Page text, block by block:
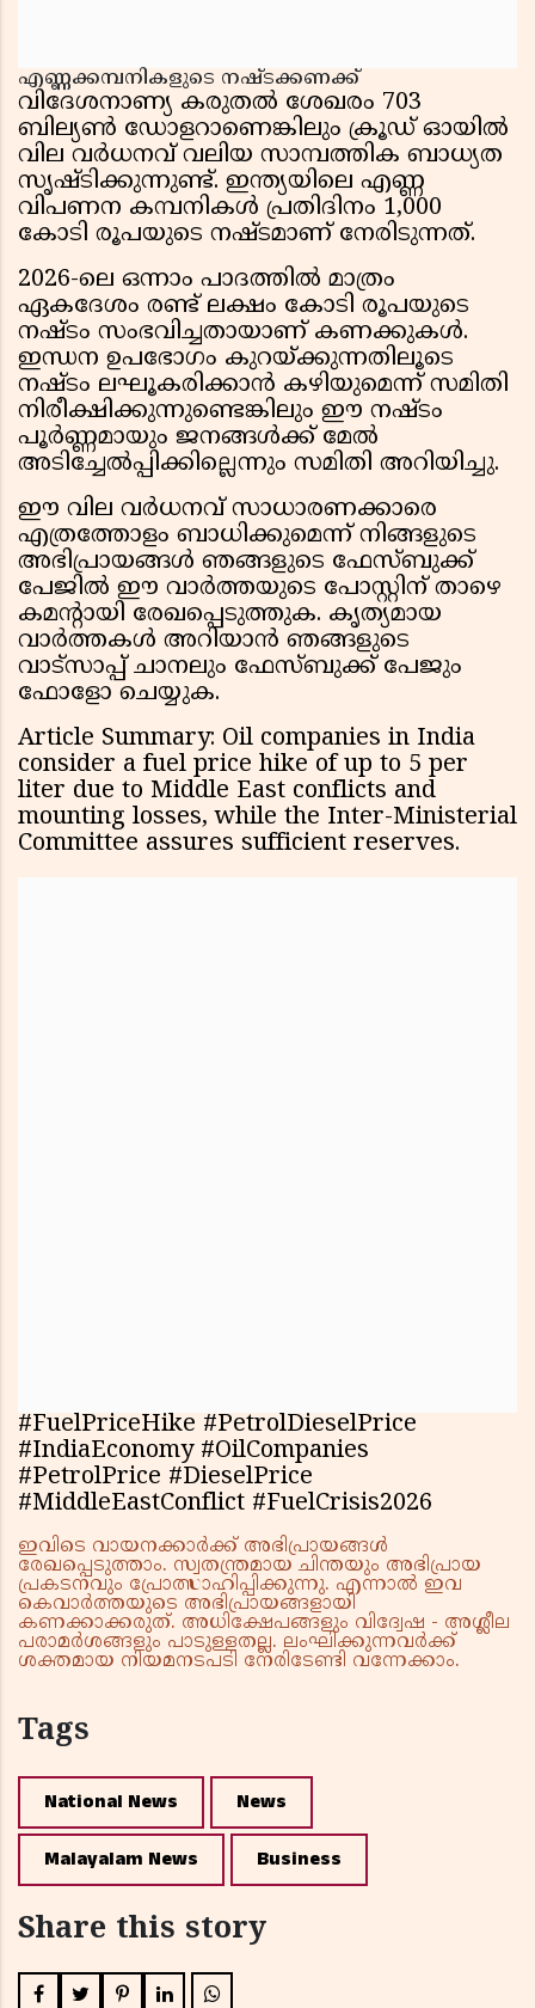
എണ്ണക്കമ്പനികളുടെ നഷ്ടക്കണക്ക്
വിദേശനാണ്യ കരുതൽ ശേഖരം 703
ബില്യൺ ഡോളറാണെങ്കിലും ക്രൂഡ് ഓയിൽ
വില വർധനവ് വലിയ സാമ്പത്തിക ബാധ്യത
സൃഷ്ടിക്കുന്നുണ്ട്. ഇന്ത്യയിലെ എണ്ണ
വിപണന കമ്പനികൾ പ്രതിദിനം 1,000
കോടി രൂപയുടെ നഷ്ടമാണ് നേരിടുന്നത്.
2026-ലെ ഒന്നാം പാദത്തിൽ മാത്രം
ഏകദേശം രണ്ട് ലക്ഷം കോടി രൂപയുടെ
നഷ്ടം സംഭവിച്ചതായാണ് കണക്കുകൾ.
ഇന്ധന ഉപഭോഗം കുറയ്ക്കുന്നതിലൂടെ
നഷ്ടം ലഘൂകരിക്കാൻ കഴിയുമെന്ന് സമിതി
നിരീക്ഷിക്കുന്നുണ്ടെങ്കിലും ഈ നഷ്ടം
പൂർണ്ണമായും ജനങ്ങൾക്ക് മേൽ
അടിച്ചേൽപ്പിക്കില്ലെന്നും സമിതി അറിയിച്ചു.
ഈ വില വർധനവ് സാധാരണക്കാരെ
എത്രത്തോളം ബാധിക്കുമെന്ന് നിങ്ങളുടെ
അഭിപ്രായങ്ങൾ ഞങ്ങളുടെ ഫേസ്ബുക്ക്
പേജിൽ ഈ വാർത്തയുടെ പോസ്റ്റിന് താഴെ
കമൻ്റായി രേഖപ്പെടുത്തുക. കൃത്യമായ
വാർത്തകൾ അറിയാൻ ഞങ്ങളുടെ
വാട്സാപ്പ് ചാനലും ഫേസ്ബുക്ക് പേജും
ഫോളോ ചെയ്യുക.
Article Summary: Oil companies in India
consider a fuel price hike of up to ₹5 per
liter due to Middle East conflicts and
mounting losses, while the Inter-Ministerial
Committee assures sufficient reserves.
#FuelPriceHike #PetrolDieselPrice
#IndiaEconomy #OilCompanies
#PetrolPrice #DieselPrice
#MiddleEastConflict #FuelCrisis2026
ഇവിടെ വായനക്കാർക്ക് അഭിപ്രായങ്ങൾ
രേഖപ്പെടുത്താം. സ്വതന്ത്രമായ ചിന്തയും അഭിപ്രായ
പ്രകടനവും പ്രോത്സാഹിപ്പിക്കുന്നു. എന്നാൽ ഇവ
കെവാർത്തയുടെ അഭിപ്രായങ്ങളായി
കണക്കാക്കരുത്. അധിക്ഷേപങ്ങളും വിദ്വേഷ - അശ്ലീല
പരാമർശങ്ങളും പാടുള്ളതല്ല. ലംഘിക്കുന്നവർക്ക്
ശക്തമായ നിയമനടപടി നേരിടേണ്ടി വന്നേക്കാം.
Tags
National News News
Malayalam News Business
Share this story